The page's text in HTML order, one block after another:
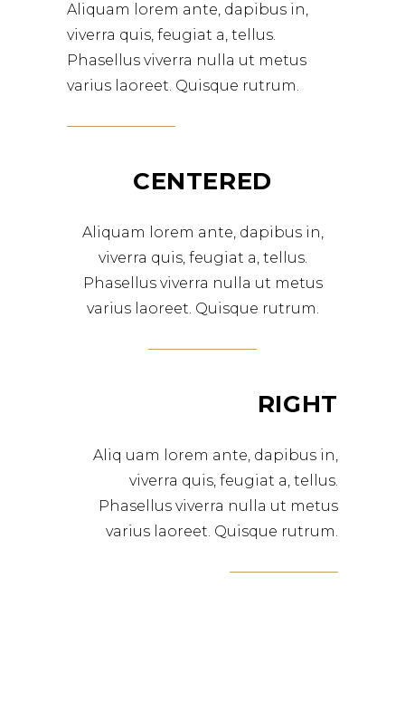
Aliquam lorem ante, dapibus in,
viverra quis, feugiat a, tellus.
Phasellus viverra nulla ut metus
varius laoreet. Quisque rutrum.
CENTERED
Aliquam lorem ante, dapibus in,
viverra quis, feugiat a, tellus.
Phasellus viverra nulla ut metus
varius laoreet. Quisque rutrum.
RIGHT
Aliq uam lorem ante, dapibus in,
viverra quis, feugiat a, tellus.
Phasellus viverra nulla ut metus
varius laoreet. Quisque rutrum.